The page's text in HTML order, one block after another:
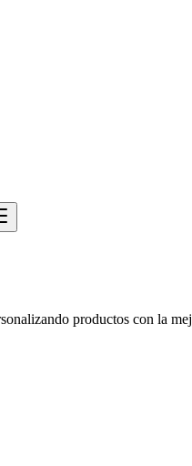
productos con la